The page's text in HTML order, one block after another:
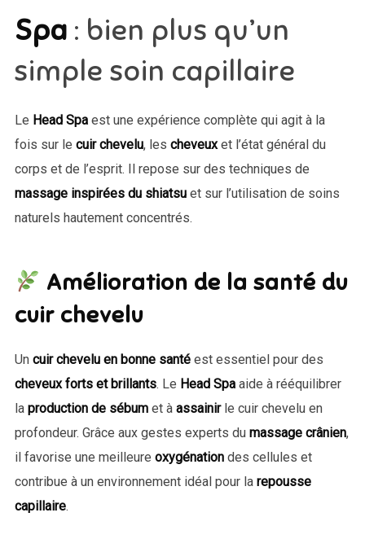
Spa : bien plus qu’un
simple soin capillaire
Le Head Spaest une expérience complète qui agit à la
fois sur le cuir chevelu, les cheveuxet l’état général du
corps et de l’esprit. Il repose sur des techniques de
massage inspirées du shiatsuet sur l’utilisation de soins
naturels hautement concentrés.
Amélioration de la santé du
cuir chevelu
Un cuir chevelu en bonne santéest essentiel pour des
cheveux forts et brillants. Le Head Spaaide à rééquilibrer
la production de sébumet à assainirle cuir chevelu en
profondeur. Grâce aux gestes experts du massage crânien,
il favorise une meilleure oxygénationdes cellules et
contribue à un environnement idéal pour la repousse
capillaire.